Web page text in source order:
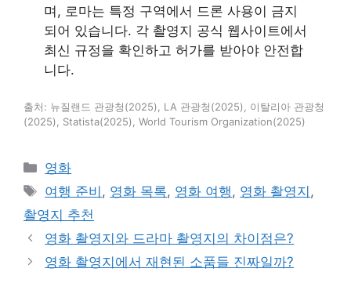
며, 로마는 특정 구역에서 드론 사용이 금지
되어 있습니다. 각 촬영지 공식 웹사이트에서
최신 규정을 확인하고 허가를 받아야 안전합
니다.
출처: 뉴질랜드 관광청(2025), LA 관광청(2025), 이탈리아 관광청
(2025), Statista(2025), World Tourism Organization(2025)
카
테
리
영화
태
그
여행 준비 , 영화 목록, 영화 여행, 영화 촬영지 ,
촬영지 추천
영화 촬영지와 드라마 촬영지의 차이점은?
영화 촬영지에서 재현된 소품들 진짜일까?